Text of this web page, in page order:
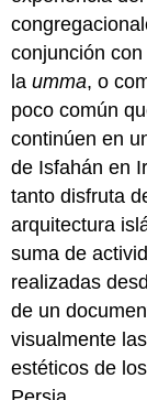
conjunción
laumma, o
poco común
continúen en
de Isfahán en
tanto disfruta
arquitectura
suma de
realizadas
de un
visualmente
estéticos de